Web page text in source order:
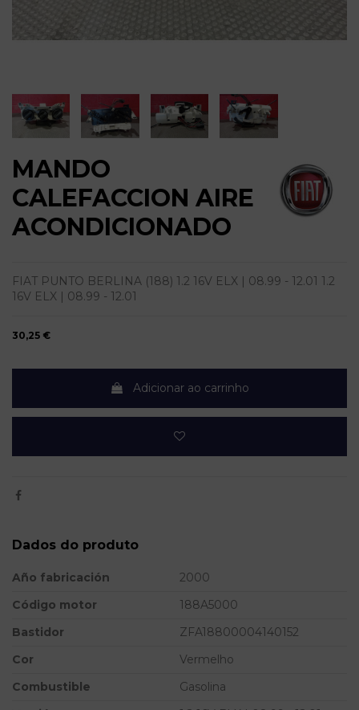
MANDO
CALEFACCION AIRE
ACONDICIONADO
FIAT PUNTO BERLINA (188) 1.2 16V ELX | 08.99 - 12.01 1.2
16V ELX | 08.99 - 12.01
30,25 €
Adicionar ao carrinho
Dados do produto
Año fabricación
2000
Código motor
188A5000
Bastidor
ZFA18800004140152
Cor
Vermelho
Combustible
Gasolina